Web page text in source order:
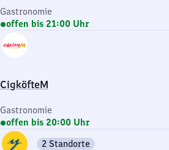
Gastronomie
offen bis 21:00 Uhr
CigköfteM
Gastronomie
offen bis 20:00 Uhr
2 Standorte